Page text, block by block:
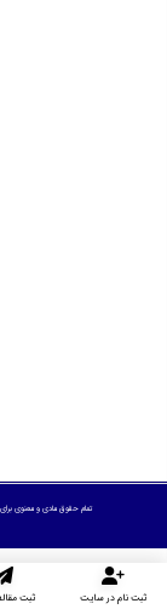
تمام حقوق مادی و معنوی
ثبت نام در سایت ثبت